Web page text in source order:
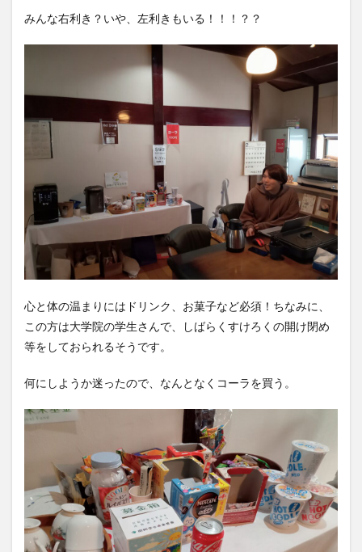
みんな右利き？いや、左利きもいる！！！？？
心と体の温まりにはドリンク、お菓子など必須！ちなみに、
この方は大学院の学生さんで、しばらくすけろくの開け閉め
等をしておられるそうです。
何にしようか迷ったので、なんとなくコーラを買う。